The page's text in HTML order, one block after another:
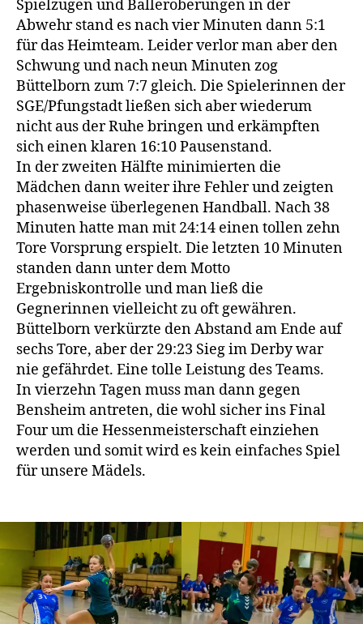
Spielzügen und Balleroberungen in der
Abwehr stand es nach vier Minuten dann 5:1
für das Heimteam. Leider verlor man aber den
Schwung und nach neun Minuten zog
Büttelborn zum 7:7 gleich. Die Spielerinnen der
SGE/Pfungstadt ließen sich aber wiederum
nicht aus der Ruhe bringen und erkämpften
sich einen klaren 16:10 Pausenstand.
In der zweiten Hälfte minimierten die
Mädchen dann weiter ihre Fehler und zeigten
phasenweise überlegenen Handball. Nach 38
Minuten hatte man mit 24:14 einen tollen zehn
Tore Vorsprung erspielt. Die letzten 10 Minuten
standen dann unter dem Motto
Ergebniskontrolle und man ließ die
Gegnerinnen vielleicht zu oft gewähren.
Büttelborn verkürzte den Abstand am Ende auf
sechs Tore, aber der 29:23 Sieg im Derby war
nie gefährdet. Eine tolle Leistung des Teams.
In vierzehn Tagen muss man dann gegen
Bensheim antreten, die wohl sicher ins Final
Four um die Hessenmeisterschaft einziehen
werden und somit wird es kein einfaches Spiel
für unsere Mädels.